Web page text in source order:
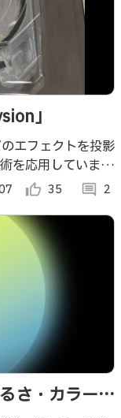
」
エフェクトを投影
を応用していま
thumb_up_alt 35 comment 2
さ・カラーの